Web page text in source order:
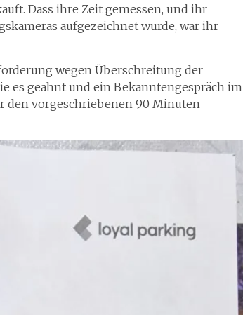
Dass ihre Zeit gemessen, und ihr
aufgezeichnet wurde, war ihr
wegen Überschreitung der
es geahnt und ein Bekanntengespräch im
den vorgeschriebenen 90 Minuten